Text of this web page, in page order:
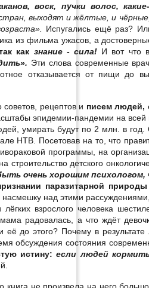
воск, пучки волос,
выходят и жёлтые, и
Испугались ещё раз?
из фильма ужасов, а
как знание - сила! И вот что
Эти слова современные
отказывается от пищи до
рецептов и писем людей,
эпидемии-пандемии на всей
умирать будут по 2 млн. в
НТВ. Посетовав на то, что
программы, на
детского
очень хорошим
паразитарной природы
над этими
взрослого человека
радовалась, а что ждёт
её до этого? Почему в
обсуждения состояния
истину: если людей